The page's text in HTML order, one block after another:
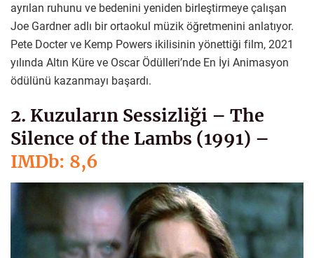
ayrılan ruhunu ve bedenini yeniden birleştirmeye çalışan
Joe Gardner adlı bir ortaokul müzik öğretmenini anlatıyor.
Pete Docter ve Kemp Powers ikilisinin yönettiği film, 2021
yılında Altın Küre ve Oscar Ödülleri’nde En İyi Animasyon
ödülünü kazanmayı başardı.
2. Kuzuların Sessizliği – The
Silence of the Lambs (1991) –
IMDb: 8,6